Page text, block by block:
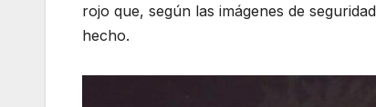
rojo que, según las imágenes de
hecho.